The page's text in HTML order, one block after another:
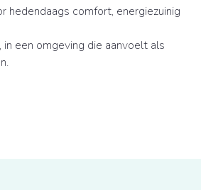
hedendaags comfort, energiezuinig
, in een omgeving die aanvoelt als